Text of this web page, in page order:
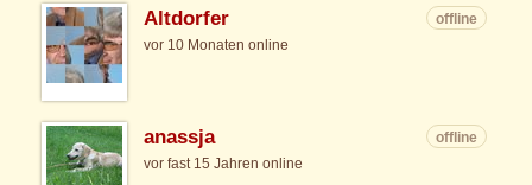
Altdorfer
offline
vor 10 Monaten online
anassja
offline
vor fast 15 Jahren online